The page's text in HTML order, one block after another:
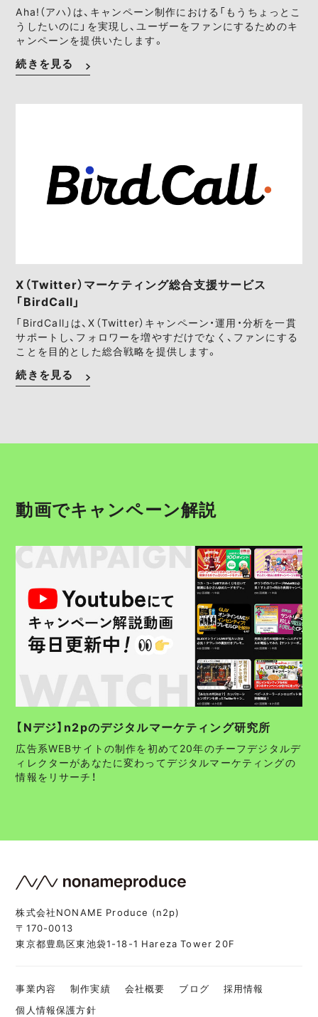
Aha!（アハ）は、キャンペーン制作における「もうちょっとこ
うしたいのに」を実現し、ユーザーをファンにするためのキ
ャンペーンを提供いたします。
続きを見る
X（Twitter）マーケティング総合支援サービス
「BirdCall」
「BirdCall」は、X（Twitter）キャンペーン・運用・分析を一貫
サポートし、フォロワーを増やすだけでなく、ファンにする
ことを目的とした総合戦略を提供します。
続きを見る
動画でキャンペーン解説
【Nデジ】n2pのデジタルマーケティング研究所
広告系WEBサイトの制作を初めて20年のチーフデジタルデ
ィレクターがあなたに変わってデジタルマーケティングの
情報をリサーチ！
株式会社NONAME Produce (n2p)
〒170-0013
東京都豊島区東池袋1-18-1 Hareza Tower 20F
事業内容 制作実績 会社概要 ブログ
採用情報
個人情報保護方針